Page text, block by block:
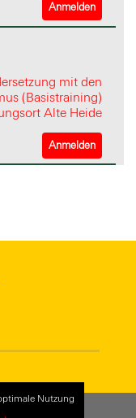
Nutzung
Anmelden
mit den
(Basistraining)
Alte Heide
Anmelden